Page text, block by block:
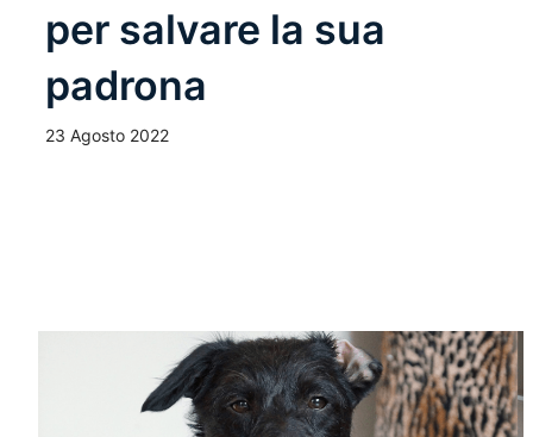
per salvare la sua
padrona
23 Agosto 2022